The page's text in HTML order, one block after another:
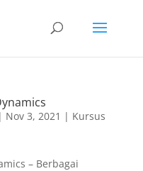
| Nov 3, 2021 | Kursus
– Berbagai